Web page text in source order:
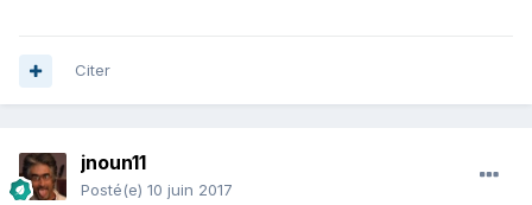
Citer
jnoun11
Posté(e) 10 juin 2017